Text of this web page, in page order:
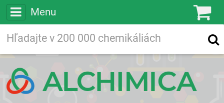
Menu
Vyhľadávanie